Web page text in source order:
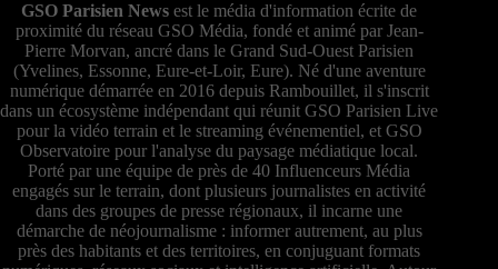
GSO Parisien News est le média d'information écrite de
proximité du réseau GSO Média, fondé et animé par Jean-
Pierre Morvan, ancré dans le Grand Sud-Ouest Parisien
(Yvelines, Essonne, Eure-et-Loir, Eure). Né d'une aventure
numérique démarrée en 2016 depuis Rambouillet, il s'inscrit
dans un écosystème indépendant qui réunit GSO Parisien Live
pour la vidéo terrain et le streaming événementiel, et GSO
Observatoire pour l'analyse du paysage médiatique local.
Porté par une équipe de près de 40 Influenceurs Média
engagés sur le terrain, dont plusieurs journalistes en activité
dans des groupes de presse régionaux, il incarne une
démarche de néojournalisme : informer autrement, au plus
près des habitants et des territoires, en conjuguant formats